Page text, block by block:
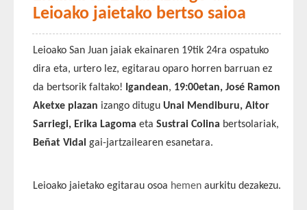
Leioako jaietako bertso saioa
Leioako San Juan jaiak ekainaren 19tik 24ra ospatuko
dira eta, urtero lez, egitarau oparo horren barruan ez
da bertsorik faltako! Igandean, 19:00etan, José Ramon
Aketxe plazan izango ditugu Unai Mendiburu, Aitor
Sarriegi, Erika Lagoma eta Sustrai Colina bertsolariak,
Beñat Vidal gai-jartzailearen esanetara.
Leioako jaietako egitarau osoa hemen aurkitu dezakezu.